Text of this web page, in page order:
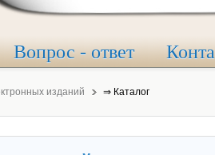
Вопрос - ответ
изданий ⇒ Каталог